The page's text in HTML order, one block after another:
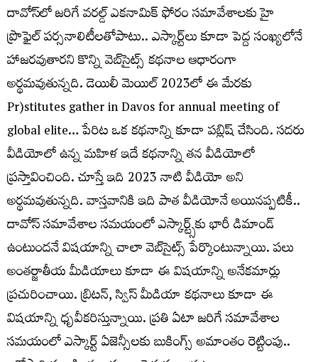
దావోస్‌లో జరిగే వరల్డ్‌ ఎకనామిక్‌ ఫోరం సమావేశాలకు హై
ప్రొఫైల్‌ పర్సనాలిటీలతోపాటు.. ఎస్కార్ట్‌లు కూడా పెద్ద సంఖ్యలోనే
హాజరవుతారని కొన్ని వెబ్‌సైట్స్‌ కథనాల ఆధారంగా
అర్థమవుతున్నది. డెయిలీ మెయిల్‌ 2023లో ఈ మేరకు
Pr)stitutes gather in Davos for annual meeting of
global elite… పేరిట ఒక కథనాన్ని కూడా పబ్లిష్‌ చేసింది. సదరు
వీడియోలో ఉన్న మహిళ ఇదే కథనాన్ని తన వీడియోలో
ప్రస్తావించింది. చూస్తే ఇది 2023 నాటి వీడియో అని
అర్థమవుతున్నది. వాస్తవానికి ఇది పాత వీడియోనే అయినప్పటికీ..
దావోస్‌ సమావేశాల సమయంలో ఎస్కార్ట్స్‌కు భారీ డిమాండ్‌
ఉంటుందనే విషయాన్ని చాలా వెబ్‌సైట్స్‌ పేర్కొంటున్నాయి. పలు
అంతర్జాతీయ మీడియాలు కూడా ఈ విషయాన్ని అనేకమార్లు
ప్రచురించాయి. బ్రిటన్‌, స్విస్‌ మీడియా కథనాలు కూడా ఈ
విషయాన్ని ధృవీకరిస్తున్నాయి. ప్రతి ఏటా జరిగే సమావేశాల
సమయంలో ఎస్కార్ట్‌ ఏజెన్సీలకు బుకింగ్స్‌ అమాంతం రెట్టింపు..